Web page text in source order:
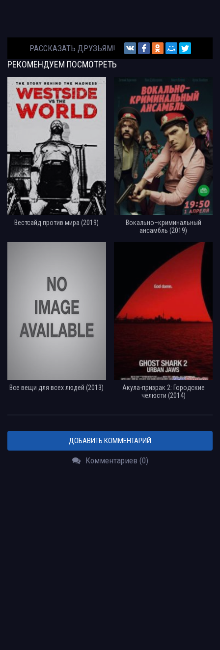
РАССКАЗАТЬ ДРУЗЬЯМ!
РЕКОМЕНДУЕМ ПОСМОТРЕТЬ
Вестсайд против мира (2019)
Вокально–криминальный
ансамбль (2019)
Все вещи для всех людей (2013)
Акула-призрак 2: Городские
челюсти (2014)
ДОБАВИТЬ КОММЕНТАРИЙ
Комментариев (0)